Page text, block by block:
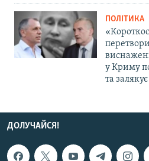
ПОЛІТИКА
у Криму
та
ДОЛУЧАЙСЯ!